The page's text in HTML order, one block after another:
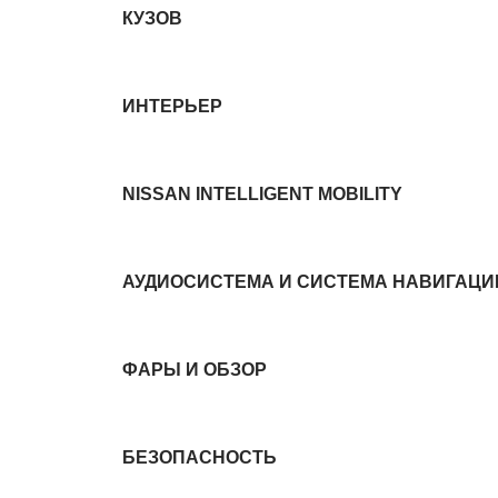
КУЗОВ
ИНТЕРЬЕР
NISSAN INTELLIGENT MOBILITY
АУДИОСИСТЕМА И СИСТЕМА
ФАРЫ И ОБЗОР
БЕЗОПАСНОСТЬ